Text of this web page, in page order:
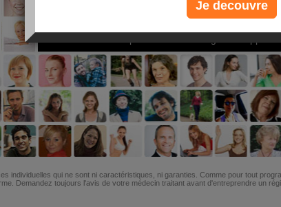
Non, je préfère le régime
individuelles qui ne sont ni caractéristiques, ni garanties. Comme pour tout
Demandez toujours l'avis de votre médecin traitant avant d'entreprendre un
Je decouvre